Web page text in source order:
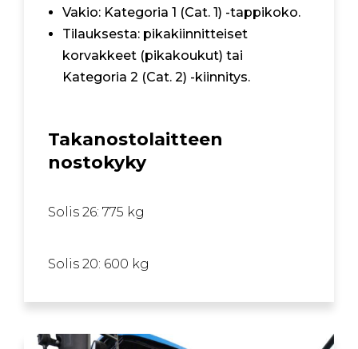
Vakio: Kategoria 1 (Cat. 1) -tappikoko.
Tilauksesta: pikakiinnitteiset
korvakkeet (pikakoukut) tai
Kategoria 2 (Cat. 2) -kiinnitys.
Takanostolaitteen
nostokyky
Solis 26: 775 kg
Solis 20: 600 kg